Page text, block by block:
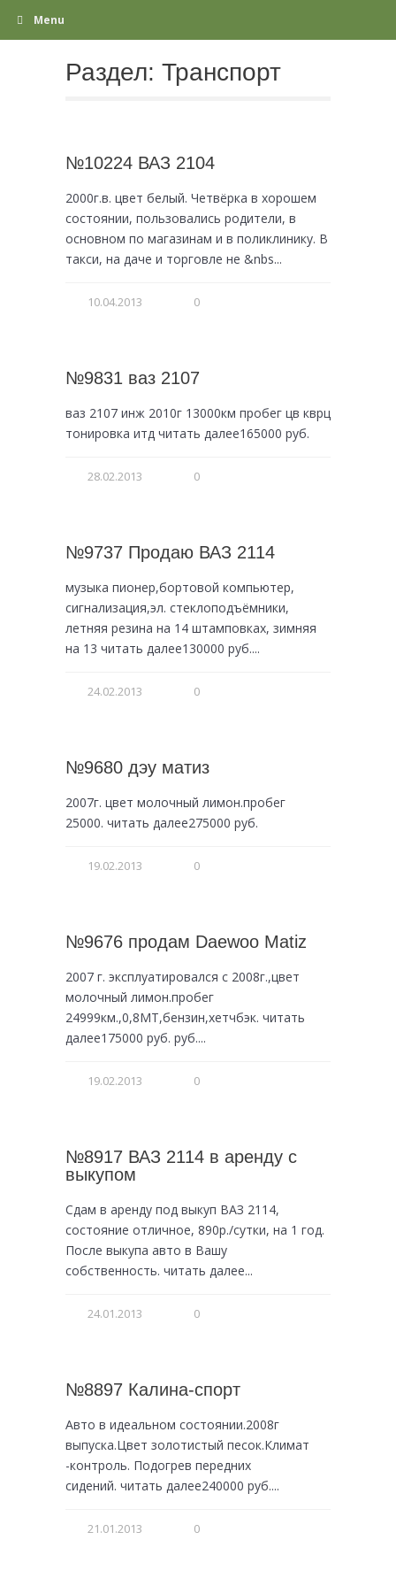
Menu
Раздел: Транспорт
№10224 ВАЗ 2104
2000г.в. цвет белый. Четвёрка в хорошем
состоянии, пользовались родители, в
основном по магазинам и в поликлинику. В
такси, на даче и торговле не &nbs...
10.04.2013 0
№9831 ваз 2107
ваз 2107 инж 2010г 13000км пробег цв кврц
тонировка итд читать далее165000 руб.
28.02.2013 0
№9737 Продаю ВАЗ 2114
музыка пионер,бортовой компьютер,
сигнализация,эл. стеклоподъёмники,
летняя резина на 14 штамповках, зимняя
на 13 читать далее130000 руб....
24.02.2013 0
№9680 дэу матиз
2007г. цвет молочный лимон.пробег
25000. читать далее275000 руб.
19.02.2013 0
№9676 продам Daewoo Matiz
2007 г. эксплуатировался с 2008г.,цвет
молочный лимон.пробег
24999км.,0,8МТ,бензин,хетчбэк. читать
далее175000 руб. руб....
19.02.2013 0
№8917 ВАЗ 2114 в аренду с
выкупом
Сдам в аренду под выкуп ВАЗ 2114,
состояние отличное, 890р./сутки, на 1 год.
После выкупа авто в Вашу
собственность. читать далее...
24.01.2013 0
№8897 Калина-спорт
Авто в идеальном состоянии.2008г
выпуска.Цвет золотистый песок.Климат
-контроль. Подогрев передних
сидений. читать далее240000 руб....
21.01.2013 0